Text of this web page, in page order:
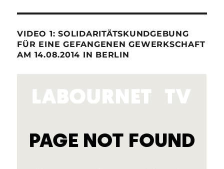
VIDEO 1: SOLIDARITÄTSKUNDGEBUNG
FÜR EINE GEFANGENEN GEWERKSCHAFT
AM 14.08.2014 IN BERLIN